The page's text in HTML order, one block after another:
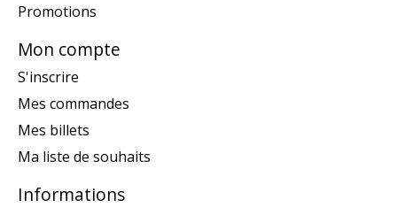
Promotions
Mon compte
S'inscrire
Mes commandes
Mes billets
Ma liste de souhaits
Informations